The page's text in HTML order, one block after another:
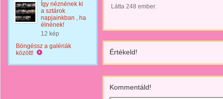
Így néznének ki
a sztárok
napjainkban , ha
élnének!
12 kép
Böngéssz a galériák
között!
Látta 248 ember.
Értékeld!
Kommentáld!